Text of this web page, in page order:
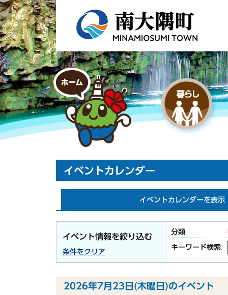
イベントカレンダー
イベントカレンダーを表示
イベント情報を絞り込む
条件をクリア
分類
キーワード検索
2026年7月23日(木曜日)のイベント